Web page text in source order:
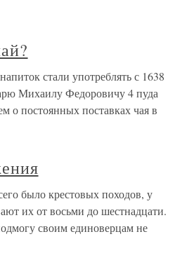
стали употреблять с 1638
Михаилу Федоровичу 4 пуда
о постоянных поставках чая в
было крестовых походов, у
их от восьми до шестнадцати.
своим единоверцам не